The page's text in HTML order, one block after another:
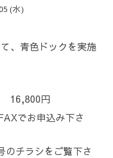
(水)
、青色ドックを実施
16,800円
でお申込み下さ
チラシをご覧下さ